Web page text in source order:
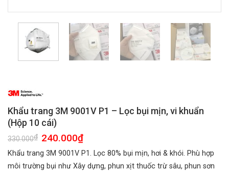
Khẩu trang 3M 9001V P1 – Lọc bụi mịn, vi khuẩn
(Hộp 10 cái)
330.000₫ Giá
gốc
là:
330.000₫.
240.000₫Giá
tại
là:
240.000₫.
Khẩu trang 3M 9001V P1. Lọc 80% bụi mịn, hơi & khói. Phù hợp
môi trường bụi như Xây dựng, phun xịt thuốc trừ sâu, phun sơn